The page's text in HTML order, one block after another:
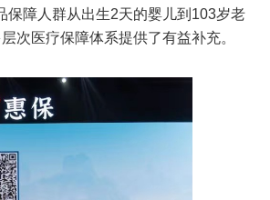
保障人群从出生2天的婴儿到103岁老
次医疗保障体系提供了有益补充。